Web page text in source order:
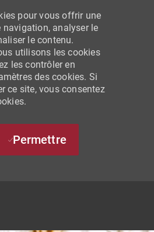
MAIN CONTENT
pour vous offrir une
navigation, analyser le
le contenu.
utilisons les cookies
les contrôler en
des cookies. Si
ce site, vous consentez
Permettre